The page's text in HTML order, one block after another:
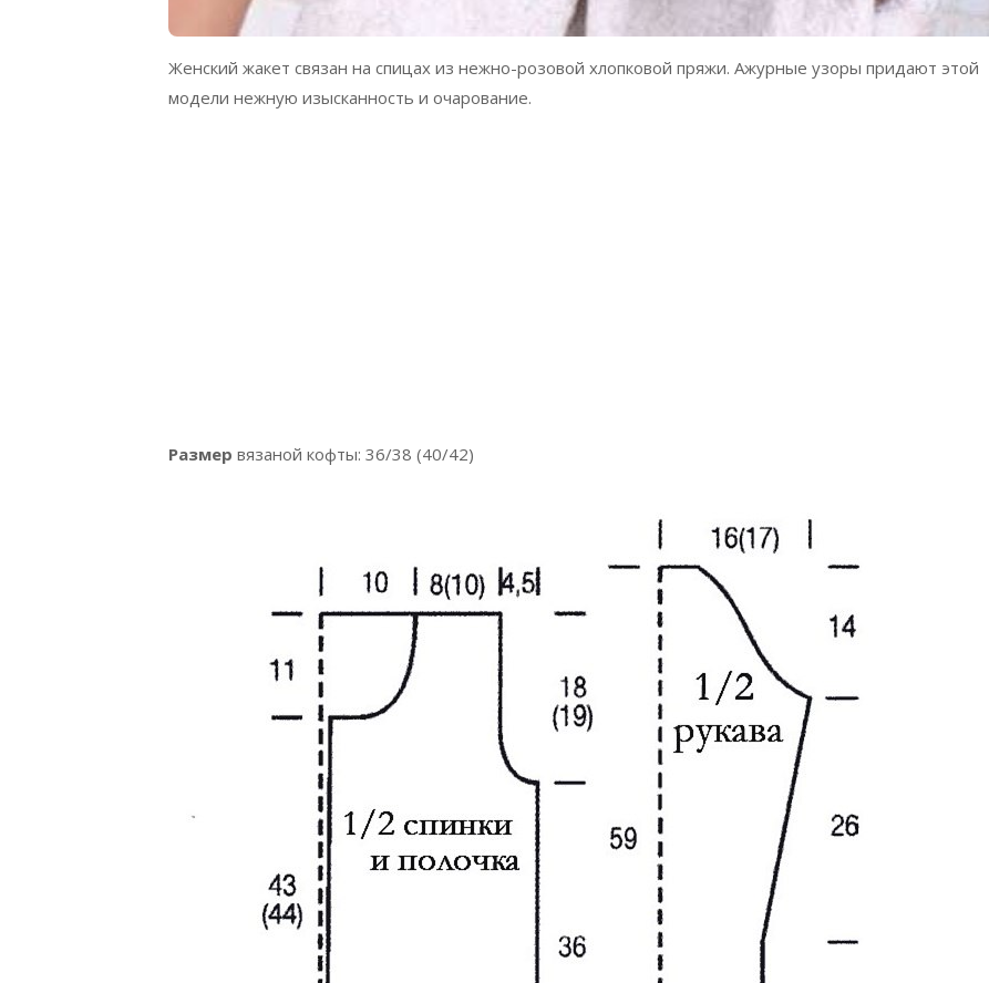
Женский жакет связан на спицах из нежно-розовой хлопковой пряжи. Ажурные узоры придают этой
модели нежную изысканность и очарование.
Размер вязаной кофты: 36/38 (40/42)